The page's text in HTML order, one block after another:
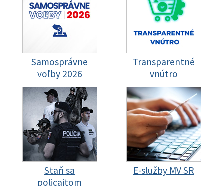
Samosprávne
voľby 2026
Transparentné
vnútro
Staň sa
policajtom
E-služby MV SR